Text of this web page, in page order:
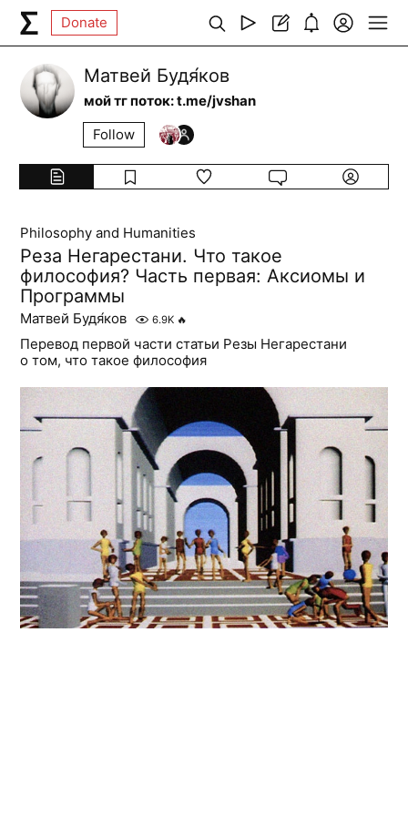
Donate
Матвей Будя́ков
мой тг поток: t.me/jvshan
Follow
Philosophy and Humanities
Реза Негарестани. Что такое
философия? Часть первая: Аксиомы и
Программы
Матвей Будя́ков 6.9K 🔥
Перевод первой части статьи Резы Негарестани
о том, что такое философия